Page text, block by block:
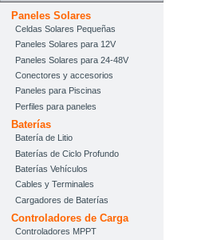
Paneles Solares
Celdas Solares Pequeñas
Paneles Solares para 12V
Paneles Solares para 24-48V
Conectores y accesorios
Paneles para Piscinas
Perfiles para paneles
Baterías
Batería de Litio
Baterías de Ciclo Profundo
Baterías Vehículos
Cables y Terminales
Cargadores de Baterías
Controladores de Carga
Controladores MPPT